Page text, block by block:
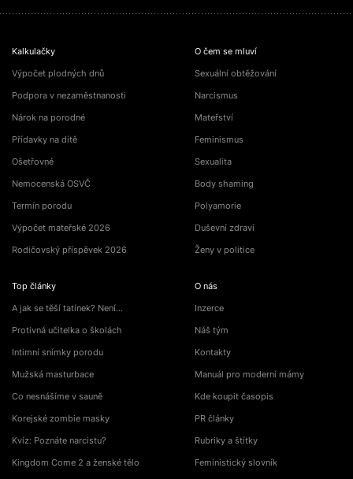
Kalkulačky
Výpočet plodných dnů
Podpora v nezaměstnanosti
Nárok na porodné
Přídavky na dítě
Ošetřovné
Nemocenská OSVČ
Termín porodu
Výpočet mateřské 2026
Rodičovský příspěvek 2026
Top články
A jak se těší tatínek? Není…
Protivná učitelka o školách
Intimní snímky porodu
Mužská masturbace
Co nesnášíme v sauně
Korejské zombie masky
Kvíz: Poznáte narcistu?
Kingdom Come 2 a ženské tělo
O čem se mluví
Sexuální obtěžování
Narcismus
Mateřství
Feminismus
Sexualita
Body shaming
Polyamorie
Duševní zdraví
Ženy v politice
O nás
Inzerce
Náš tým
Kontakty
Manuál pro moderní mámy
Kde koupit časopis
PR články
Rubriky a štítky
Feministický slovník